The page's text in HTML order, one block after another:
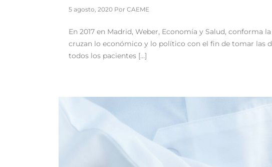
5 agosto, 2020 Por CAEME
En 2017 en Madrid, Weber, Economía y Salud,
cruzan lo económico y lo político con el fin de tomar las
todos los pacientes […]